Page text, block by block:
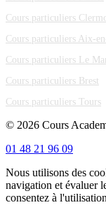
Cours particuliers
Cours particuliers Aix-
Cours particuliers Le
Cours particuliers Brest
Cours particuliers Tours
© 2026 Cours
01 48 21 96 09
Nous utilisons des
navigation et évaluer
consentez à